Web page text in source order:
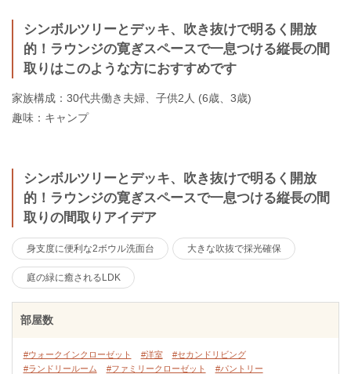
シンボルツリーとデッキ、吹き抜けで明るく開放
的！ラウンジの寛ぎスペースで一息つける縦長の間
取りはこのような方におすすめです
家族構成：30代共働き夫婦、子供2人 (6歳、3歳)
趣味：キャンプ
シンボルツリーとデッキ、吹き抜けで明るく開放
的！ラウンジの寛ぎスペースで一息つける縦長の間
取りの間取りアイデア
身支度に便利な2ボウル洗面台 大きな吹抜で採光確保
庭の緑に癒されるLDK
部屋数
#ウォークインクローゼット #洋室
#セカンドリビング
#ランドリールーム
#ファミリークローゼット
#パントリー